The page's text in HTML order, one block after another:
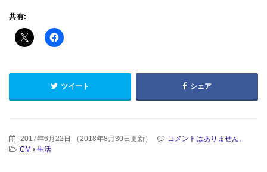
共有:
ツイート シェア
2017年6月22日 （2018年8月30日更新）
コメントはありません。
CM • 生活